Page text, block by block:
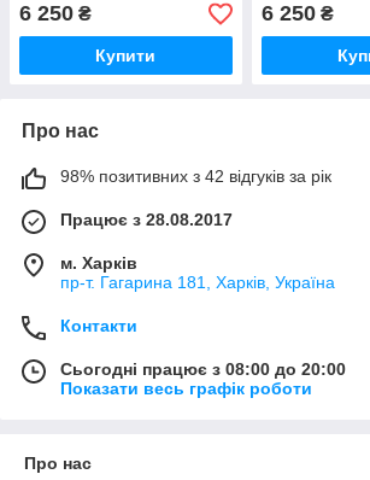
6 250 ₴
Купити
6 250₴
Про нас
98% позитивних з 42 відгуків за рік
Працює з 28.08.2017
м. Харків
пр-т. Гагарина 181, Харків, Україна
Контакти
Сьогодні працює з 08:00 до 20:00
Показати весь графік роботи
Про нас